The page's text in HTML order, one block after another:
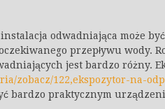
odwadniająca może
przepływu wody.
jest bardzo różny.
zobacz/122,ekspozytor-na-
bardzo praktycznym